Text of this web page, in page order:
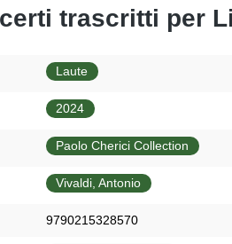
trascritti per
Laute
2024
Paolo Cherici Collection
Vivaldi, Antonio
9790215328570